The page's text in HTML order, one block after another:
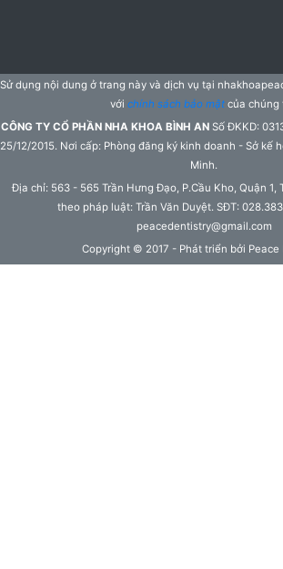
Sử dụng nội dung ở trang này và dịch vụ tại
với chính sách bảo mật của chúng
CÔNG TY CỔ PHẦN NHA KHOA BÌNH ANSố ĐKKD:
25/12/2015. Nơi cấp: Phòng đăng ký kinh doanh - Sở kế
Minh.
Địa chỉ: 563 - 565 Trần Hưng Đạo, P.Cầu Kho, Quận 1,
theo pháp luật: Trần Văn Duyệt. SĐT:
peacedentistry@gmail.com
Copyright © 2017 - Phát triển bởi Peace